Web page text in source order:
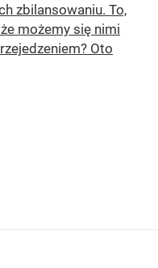
zbilansowaniu. To,
możemy się nimi
Oto